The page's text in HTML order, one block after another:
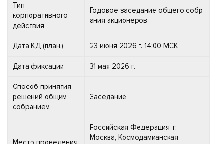
Тип
корпоративного
действия
Годовое заседание общего собр
ания акционеров
Дата КД (план.) 23 июня 2026 г. 14:00 МСК
Дата фиксации 31 мая 2026 г.
Способ принятия
решений общим
собранием
Заседание
Место проведения
Российская Федерация, г.
Москва, Космодамианская